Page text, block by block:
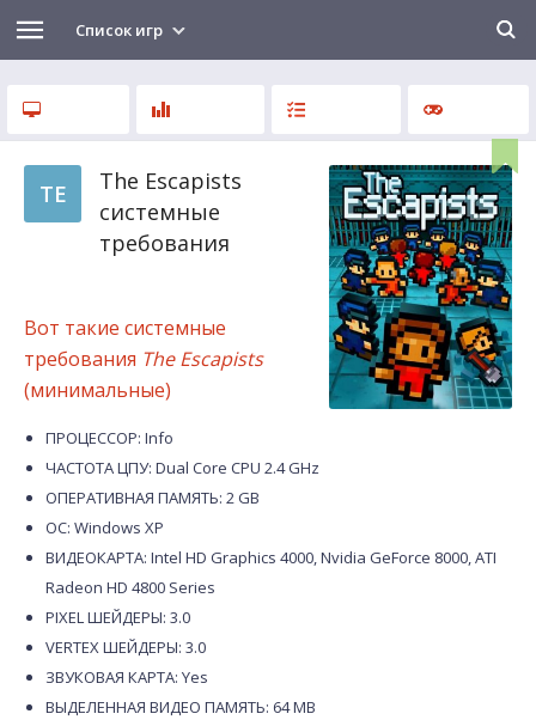
Список игр
TE
The Escapists
системные
требования
Вот такие системные
требования The Escapists
(минимальные)
ПРОЦЕССОР: Info
ЧАСТОТА ЦПУ: Dual Core CPU 2.4 GHz
ОПЕРАТИВНАЯ ПАМЯТЬ: 2 GB
ОС: Windows XP
ВИДЕОКАРТА: Intel HD Graphics 4000, Nvidia GeForce 8000, ATI
Radeon HD 4800 Series
PIXEL ШЕЙДЕРЫ: 3.0
VERTEX ШЕЙДЕРЫ: 3.0
ЗВУКОВАЯ КАРТА: Yes
ВЫДЕЛЕННАЯ ВИДЕО ПАМЯТЬ: 64 MB